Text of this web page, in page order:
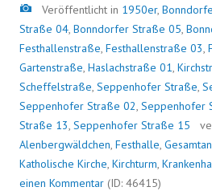
Bild
Veröffentlicht in 1950er,
Straße 04, Bonndorfer Straße 05,
Festhallenstraße, Festhallenstraße 03,
Gartenstraße, Haslachstraße 01,
Scheffelstraße, Seppenhofer Straße,
Seppenhofer Straße 02, Seppenhofer
Straße 13, Seppenhofer Straße 15
Alenbergwäldchen, Festhalle,
Katholische Kirche, Kirchturm,
einen Kommentar (ID: 46415)